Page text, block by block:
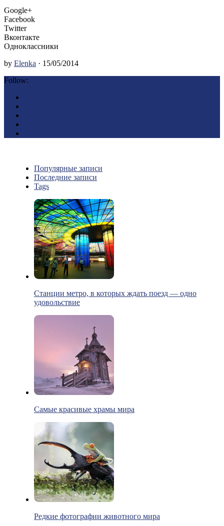
Google+
Facebook
Twitter
Вконтакте
Одноклассники
by Elenka · 15/05/2014
Follow:
Популярные записи
Последние записи
Tags
Станции метро, в которых ждать поезд — одно
удовольствие
Самые красивые храмы мира
Редкие фотографии животного мира